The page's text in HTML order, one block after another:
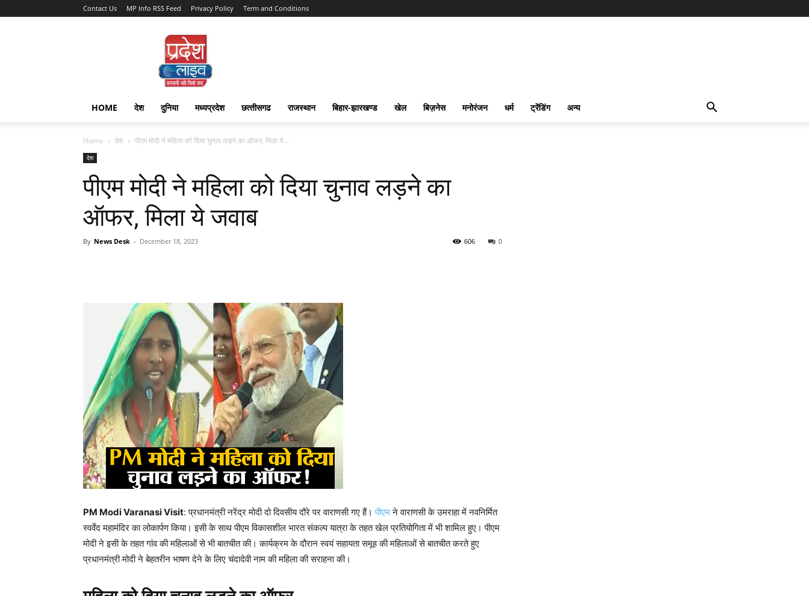
Contact Us MP Info RSS Feed Privacy Policy Term and Conditions
Pradesh
Live
HOME देश दुनिया मध्यप्रदेश छत्‍तीसगढ राजस्‍थान बिहार-झारखण्‍ड खेल बिज़नेस मनोरंजन धर्म ट्रेंडिंग अन्य
Home देश पीएम मोदी ने महिला को दिया चुनाव लड़ने का ऑफर, मिला ये...
देश
पीएम मोदी ने महिला को दिया चुनाव लड़ने का
ऑफर, मिला ये जवाब
By News Desk - December 18, 2023 0
606
PM Modi Varanasi Visit: प्रधानमंत्री नरेंद्र मोदी दो दिवसीय दौरे पर वाराणसी गए हैं।पीएमने वाराणसी के उमराहा में नवनिर्मित
स्वर्वेद महामंदिर का लोकार्पण किया। इसी के साथ पीएम विकासशील भारत संकल्प यात्रा के तहत खेल प्रतियोगिता में भी शामिल हुए। पीएम
मोदी ने इसी के तहत गांव की महिलाओं से भी बातचीत की। कार्यक्रम के दौरान स्वयं सहायता समूह की महिलाओं से बातचीत करते हुए
प्रधानमंत्री मोदी ने बेहतरीन भाषण देने के लिए चंदादेवी नाम की महिला की सराहना की।